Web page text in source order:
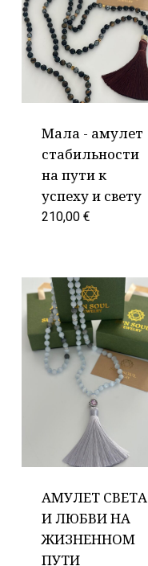
Мала - амулет
стабильности
на пути к
успеху и свету
210,00 €
АМУЛЕТ СВЕТА
И ЛЮБВИ НА
ЖИЗНЕННОМ
ПУТИ